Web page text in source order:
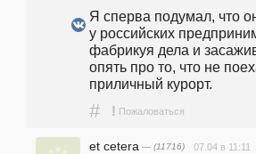
Я сперва подумал, что
у российских
фабрикуя дела и
опять про то, что не
приличный курорт.
# ! Пожаловаться
et cetera — (11716) 07.04 в 11:11